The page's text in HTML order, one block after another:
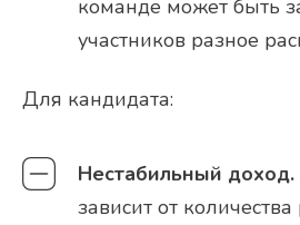
команде может быть
участников разное
Для кандидата:
Нестабильный доход.
зависит от